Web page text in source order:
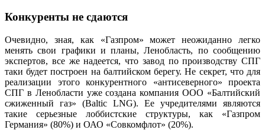
Конкуренты не сдаются
Очевидно, зная, как «Газпром» может неожиданно легко
менять свои графики и планы, Ленобласть, по сообщению
экспертов, все же надеется, что завод по производству СПГ
таки будет построен на балтийском берегу. Не секрет, что для
реализации этого конкурентного «антисеверного» проекта
СПГ в Ленобласти уже создана компания ООО «Балтийский
сжиженный газ» (Baltic LNG). Ее учредителями являются
такие серьезные лоббистские структуры, как «Газпром
Германия» (80%) и ОАО «Совкомфлот» (20%).